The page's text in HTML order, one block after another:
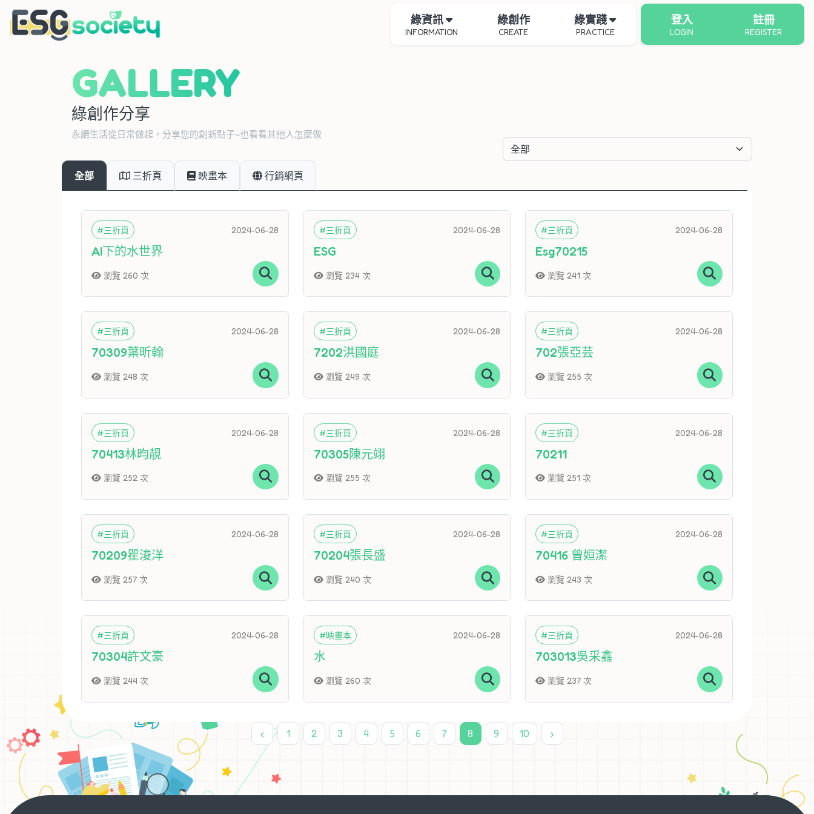
綠資訊
INFORMATION
綠創作
CREATE
綠實踐
PRACTICE
登入
LOGIN
註冊
REGISTER
GALLERY
綠創作分享
永續生活從日常做起，分享您的創新點子~也看看其他人怎麼做
全部 三折頁 映畫本 行銷網頁
#三折頁 2024-06-28
AI下的水世界
瀏覽 260 次
#三折頁 2024-06-28
ESG
瀏覽 234 次
#三折頁 2024-06-28
Esg70215
瀏覽 241 次
#三折頁 2024-06-28
70309葉昕翰
瀏覽 248 次
#三折頁 2024-06-28
7202洪國庭
瀏覽 249 次
#三折頁 2024-06-28
702張亞芸
瀏覽 255 次
#三折頁 2024-06-28
70413林昀靚
瀏覽 252 次
#三折頁 2024-06-28
70305陳元翊
瀏覽 255 次
#三折頁 2024-06-28
70211
瀏覽 251 次
#三折頁 2024-06-28
70209瞿浚洋
瀏覽 257 次
#三折頁 2024-06-28
70204張長盛
瀏覽 240 次
#三折頁 2024-06-28
70416 曾姮潔
瀏覽 243 次
#三折頁 2024-06-28
70304許文豪
瀏覽 244 次
#映畫本 2024-06-28
水
瀏覽 260 次
#三折頁 2024-06-28
703013吳采鑫
瀏覽 237 次
‹ 1 2 3 4 5 6 7 8 9 10 ›